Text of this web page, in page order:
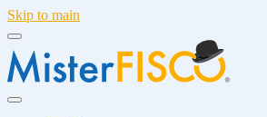
Skip to main